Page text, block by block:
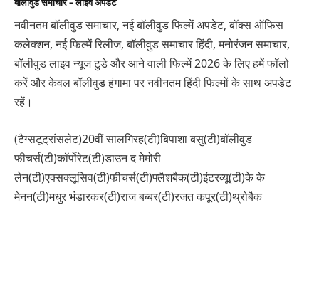
नवीनतम बॉलीवुड समाचार, नई बॉलीवुड फिल्में अपडेट, बॉक्स ऑफिस
कलेक्शन, नई फिल्में रिलीज, बॉलीवुड समाचार हिंदी, मनोरंजन समाचार,
बॉलीवुड लाइव न्यूज टुडे और आने वाली फिल्में 2026 के लिए हमें फॉलो
करें और केवल बॉलीवुड हंगामा पर नवीनतम हिंदी फिल्मों के साथ अपडेट
रहें।
(टैग्सटूट्रांसलेट)20वीं सालगिरह(टी)बिपाशा बसु(टी)बॉलीवुड
फीचर्स(टी)कॉर्पोरेट(टी)डाउन द मेमोरी
लेन(टी)एक्सक्लूसिव(टी)फीचर्स(टी)फ्लैशबैक(टी)इंटरव्यू(टी)के के
मेनन(टी)मधुर भंडारकर(टी)राज बब्बर(टी)रजत कपूर(टी)थ्रोबैक